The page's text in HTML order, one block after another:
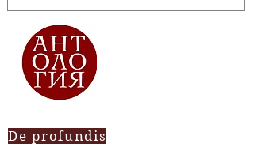
De profundis